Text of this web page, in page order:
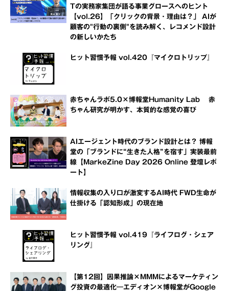
Tの実務家集団が語る事業グロースへのヒント
【vol.26】「クリックの背景・理由は？」 AIが
顧客の"行動の裏側"を読み解く、レコメンド設計
の新しいかたち
ヒット習慣予報 vol.420『マイクロトリップ』
赤ちゃんラボ5.0×博報堂Humanity Lab 赤
ちゃん研究が明かす、本質的な感覚の喜び
AIエージェント時代のブランド設計とは？ 博報
堂の「ブランドに“生きた人格”を宿す」実装最前
線【MarkeZine Day 2026 Online 登壇レポ
ート】
情報収集の入り口が激変するAI時代 FWD生命が
仕掛ける「認知形成」の現在地
ヒット習慣予報 vol.419『ライフログ・シェア
リング』
【第12回】因果推論×MMMによるマーケティン
グ投資の最適化―エディオン×博報堂がGoogle